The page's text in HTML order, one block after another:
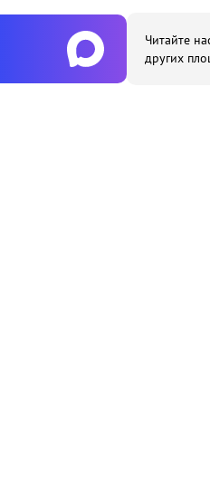
Читайте
других